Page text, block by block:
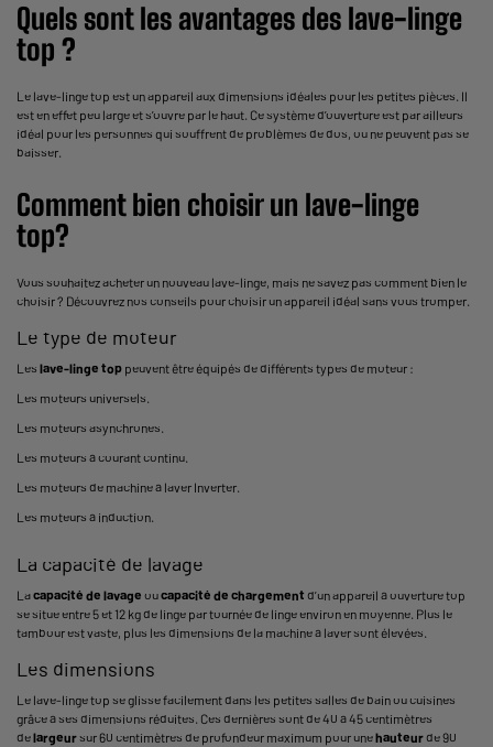
Quels sont les avantages des lave-linge
top ?
Le lave-linge top est un appareil aux dimensions idéales pour les petites pièces. Il
est en effet peu large et s’ouvre par le haut. Ce système d’ouverture est par ailleurs
idéal pour les personnes qui souffrent de problèmes de dos, ou ne peuvent pas se
baisser.
Comment bien choisir un lave-linge
top?
Vous souhaitez acheter un nouveau lave-linge, mais ne savez pas comment bien le
choisir ? Découvrez nos conseils pour choisir un appareil idéal sans vous tromper.
Le type de moteur
Les lave-linge top peuvent être équipés de différents types de moteur :
Les moteurs universels.
Les moteurs asynchrones.
Les moteurs à courant continu.
Les moteurs de machine à laver Inverter.
Les moteurs à induction.
La capacité de lavage
Lacapacité de lavage oucapacité de chargement d’un appareil à ouverture top
se situe entre 5 et 12 kg de linge par tournée de linge environ en moyenne. Plus le
tambour est vaste, plus les dimensions de la machine à laver sont élevées.
Les dimensions
Le lave-linge top se glisse facilement dans les petites salles de bain ou cuisines
grâce à ses dimensions réduites. Ces dernières sont de 40 à 45 centimètres
delargeursur 60 centimètres de profondeur maximum pour unehauteurde 90